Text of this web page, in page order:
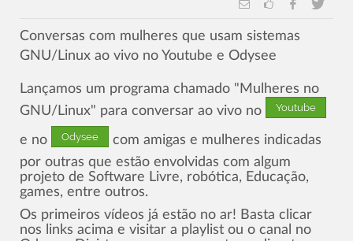
Conversas com mulheres que usam sistemas
GNU/Linux ao vivo no Youtube e Odysee
Lançamos um programa chamado "Mulheres no
GNU/Linux" para conversar ao vivo no
Youtube
e no Odysee
com amigas e mulheres indicadas
por outras que estão envolvidas com algum
projeto de Software Livre, robótica, Educação,
games, entre outros.
Os primeiros vídeos já estão no ar! Basta clicar
nos links acima e visitar a playlist ou o canal no